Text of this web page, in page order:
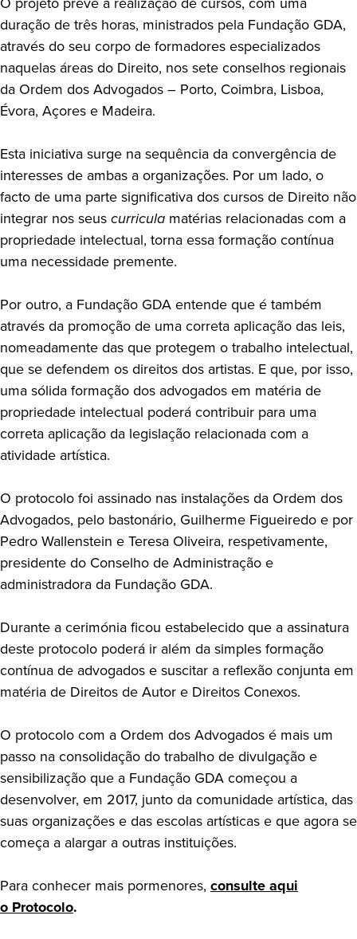
duração de três horas, ministrados pela Fundação GDA,
através do seu corpo de formadores especializados
naquelas áreas do Direito, nos sete conselhos regionais
da Ordem dos Advogados – Porto, Coimbra, Lisboa,
Évora, Açores e Madeira.
Esta iniciativa surge na sequência da convergência de
interesses de ambas a organizações. Por um lado, o
facto de uma parte significativa dos cursos de Direito não
integrar nos seuscurricula matérias relacionadas com a
propriedade intelectual, torna essa formação contínua
uma necessidade premente.
Por outro, a Fundação GDA entende que é também
através da promoção de uma correta aplicação das leis,
nomeadamente das que protegem o trabalho intelectual,
que se defendem os direitos dos artistas. E que, por isso,
uma sólida formação dos advogados em matéria de
propriedade intelectual poderá contribuir para uma
correta aplicação da legislação relacionada com a
atividade artística.
O protocolo foi assinado nas instalações da Ordem dos
Advogados, pelo bastonário, Guilherme Figueiredo e por
Pedro Wallenstein e Teresa Oliveira, respetivamente,
presidente do Conselho de Administração e
administradora da Fundação GDA.
Durante a cerimónia ficou estabelecido que a assinatura
deste protocolo poderá ir além da simples formação
contínua de advogados e suscitar a reflexão conjunta em
matéria de Direitos de Autor e Direitos Conexos.
O protocolo com a Ordem dos Advogados é mais um
passo na consolidação do trabalho de divulgação e
sensibilização que a Fundação GDA começou a
desenvolver, em 2017, junto da comunidade artística, das
suas organizações e das escolas artísticas e que agora se
começa a alargar a outras instituições.
Para conhecer mais pormenores, consulte aqui
o Protocolo.